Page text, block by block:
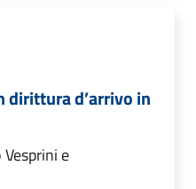
dirittura d’arrivo in
e